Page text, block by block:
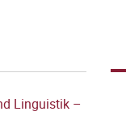
Linguistik –